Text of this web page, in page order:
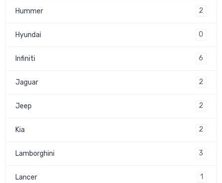
Hummer 2
Hyundai 0
Infiniti 6
Jaguar 2
Jeep 2
Kia 2
Lamborghini 3
Lancer 1